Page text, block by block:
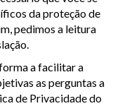
da proteção de
pedimos a leitura
a facilitar a
as perguntas a
de Privacidade do